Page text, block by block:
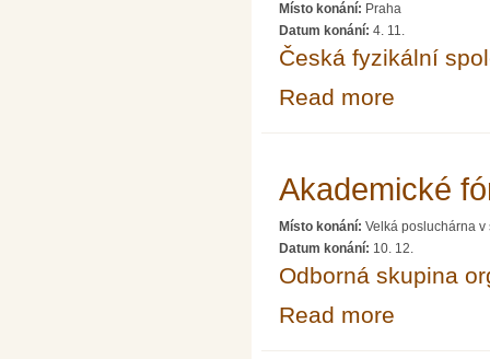
Místo konání: Praha
Datum konání: 4. 11.
Česká fyzikální
Read more
Akademické
Místo konání: Velká posluchárna v
Datum konání: 10. 12.
Odborná skupina
Read more